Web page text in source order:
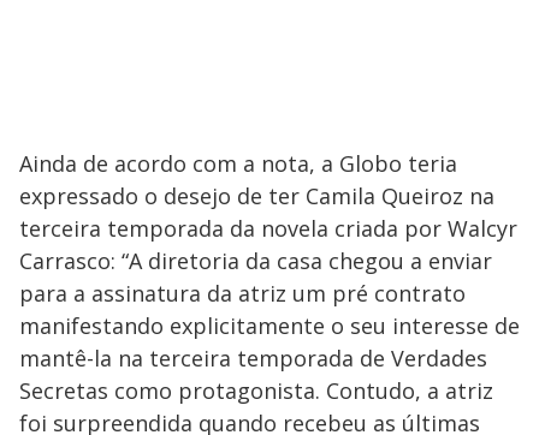
Ainda de acordo com a nota, a Globo teria
expressado o desejo de ter Camila Queiroz na
terceira temporada da novela criada por Walcyr
Carrasco: “A diretoria da casa chegou a enviar
para a assinatura da atriz um pré contrato
manifestando explicitamente o seu interesse de
mantê-la na terceira temporada de Verdades
Secretas como protagonista. Contudo, a atriz
foi surpreendida quando recebeu as últimas